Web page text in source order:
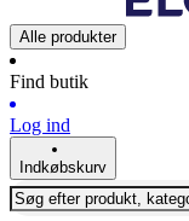
Alle produkter
Find butik
Log ind
Indkøbskurv